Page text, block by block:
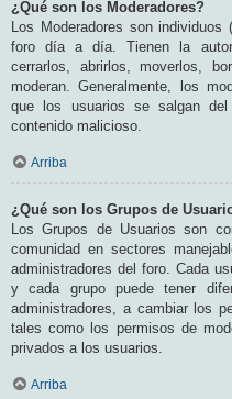
¿Qué son los Moderadores?
Los Moderadores son
foro día a día. Tienen la
cerrarlos, abrirlos, moverlos,
moderan. Generalmente, los
que los usuarios se salgan
contenido malicioso.
Arriba
¿Qué son los Grupos de
Los Grupos de Usuarios son
comunidad en sectores
administradores del foro. Cada
y cada grupo puede tener
administradores, a cambiar los
tales como los permisos de
privados a los usuarios.
Arriba